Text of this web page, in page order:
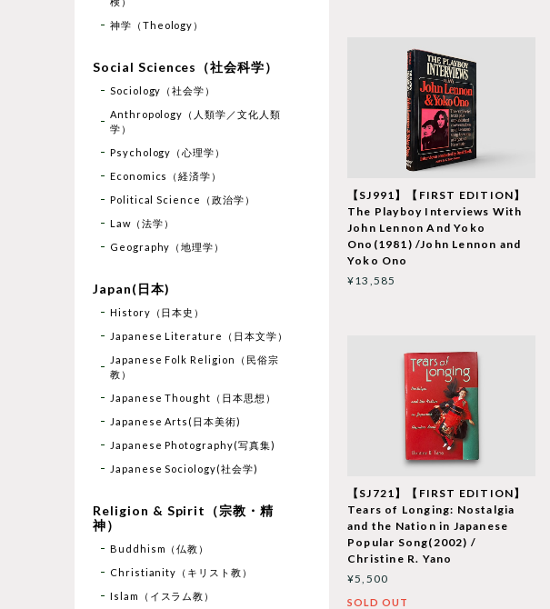
【SJ991】【FIRST EDITION】
The Playboy Interviews With
John Lennon And Yoko
Ono(1981) /John Lennon and
Yoko Ono
¥13,585
【SJ721】【FIRST EDITION】
Tears of Longing: Nostalgia
and the Nation in Japanese
Popular Song(2002) /
Christine R. Yano
¥5,500
SOLD OUT
神学（Theology）
Social Sciences（社会科学）
Sociology（社会学）
Anthropology（人類学／文化人類
学）
Psychology（心理学）
Economics（経済学）
Political Science（政治学）
Law（法学）
Geography（地理学）
Japan(日本)
History（日本史）
Japanese Literature（日本文学）
Japanese Folk Religion（民俗宗
教）
Japanese Thought（日本思想）
Japanese Arts(日本美術)
Japanese Photography(写真集)
Japanese Sociology(社会学)
Religion & Spirit（宗教・精
神）
Buddhism（仏教）
Christianity（キリスト教）
Islam（イスラム教）